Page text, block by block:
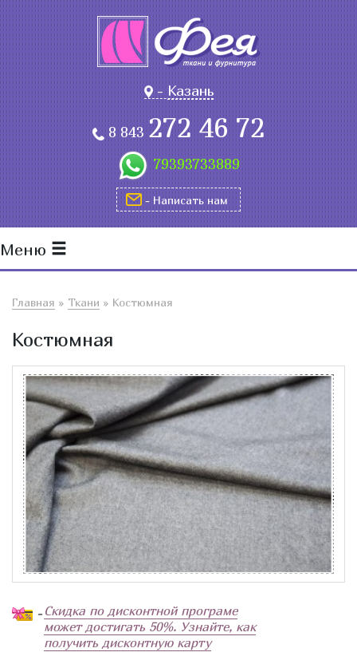
-Казань
8 843272 46 72
79393733889
- Написать нам
Меню
Главная » Ткани » Костюмная
Костюмная
- Скидка по дисконтной програме
может достигать 50%. Узнайте, как
получить дисконтную карту